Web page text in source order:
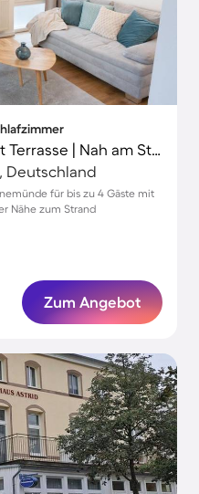
Charmante Wohnung mit Terrasse | Nah am Strand
Deutschland
für bis zu 4 Gäste mit
Nähe zum Strand
Zum Angebot